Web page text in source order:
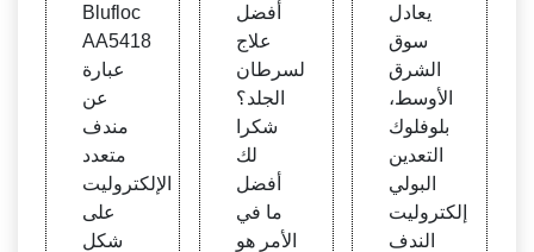
Blufloc
AA5418
عبارة
عن
مندف
متعدد
الإلكتروليت
على
شكل
أفضل
علاج
لسرطان
الجلد؟
شكرا
لك
أفضل
ما في
الأمر هو
يعادل
سوق
الشرق
الأوسط،
بلوفلوك
التعدين
البولي
إلكتروليت
الندف